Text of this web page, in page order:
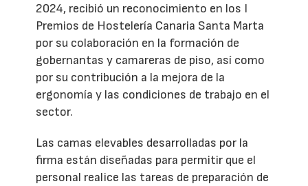
2024, recibió un reconocimiento en los I
Premios de Hostelería Canaria Santa Marta
por su colaboración en la formación de
gobernantas y camareras de piso, así como
por su contribución a la mejora de la
ergonomía y las condiciones de trabajo en el
sector.
Las camas elevables desarrolladas por la
firma están diseñadas para permitir que el
personal realice las tareas de preparación de